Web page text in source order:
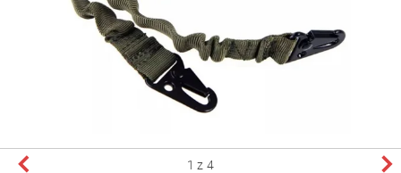
1 z 4